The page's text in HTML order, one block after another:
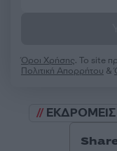
Όροι Χρήσης. Το site
Πολιτική Απορρήτου &
ΕΚΔΡΟΜΕΙΣ